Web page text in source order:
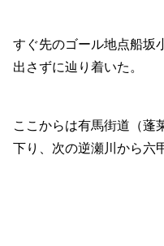
すぐ先のゴール地点船坂
出さずに辿り着いた。
ここからは有馬街道（蓬
下り、次の逆瀬川から六